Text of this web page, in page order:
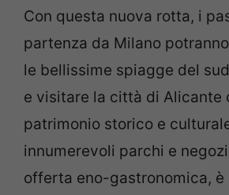
Con questa nuova rotta, i
partenza da Milano
le bellissime spiagge del
e visitare la città di Alicante
patrimonio storico e
innumerevoli parchi e negozi
offerta eno-gastronomica, è